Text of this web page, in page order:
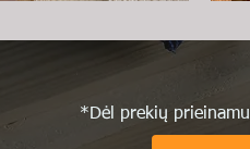
*Dėl prekių